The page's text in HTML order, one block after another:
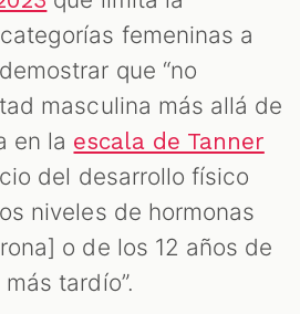
femeninas a
que “no
masculina más allá de
en la escala de Tanner
del desarrollo físico
niveles de hormonas
o de los 12 años de
tardío”.